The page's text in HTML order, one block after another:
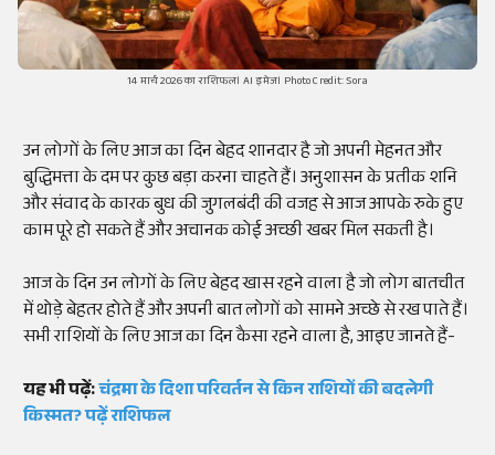
14 मार्च 2026 का राशिफल। AI इमेज। Photo Credit: Sora
उन लोगों के लिए आज का दिन बेहद शानदार है जो अपनी मेहनत और
बुद्धिमत्ता के दम पर कुछ बड़ा करना चाहते हैं। अनुशासन के प्रतीक शनि
और संवाद के कारक बुध की जुगलबंदी की वजह से आज आपके रुके हुए
काम पूरे हो सकते हैं और अचानक कोई अच्छी खबर मिल सकती है।
आज के दिन उन लोगों के लिए बेहद खास रहने वाला है जो लोग बातचीत
में थोड़े बेहतर होते हैं और अपनी बात लोगों को सामने अच्छे से रख पाते हैं।
सभी राशियों के लिए आज का दिन कैसा रहने वाला है, आइए जानते हैं-
यह भी पढ़ें:चंद्रमा के दिशा परिवर्तन से किन राशियों की बदलेगी
किस्मत? पढ़ें राशिफल